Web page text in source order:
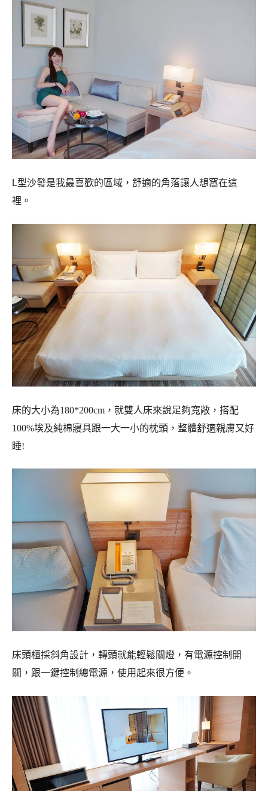
L型沙發是我最喜歡的區域，舒適的角落讓人想窩在這
裡。
床的大小為180*200cm，就雙人床來說足夠寬敞，搭配
100%埃及純棉寢具跟一大一小的枕頭，整體舒適親膚又好
睡!
床頭櫃採斜角設計，轉頭就能輕鬆關燈，有電源控制開
關，跟一鍵控制總電源，使用起來很方便。